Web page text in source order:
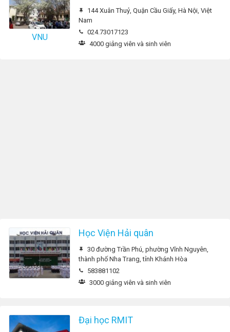
VNU
144 Xuân Thuỷ, Quận Cầu Giấy, Hà Nội, Việt
Nam
024.73017123
4000 giảng viên và sinh viên
Học Viện Hải quân
30 đường Trần Phú, phường Vĩnh Nguyên,
thành phố Nha Trang, tỉnh Khánh Hòa
583881102
3000 giảng viên và sinh viên
Đại học RMIT